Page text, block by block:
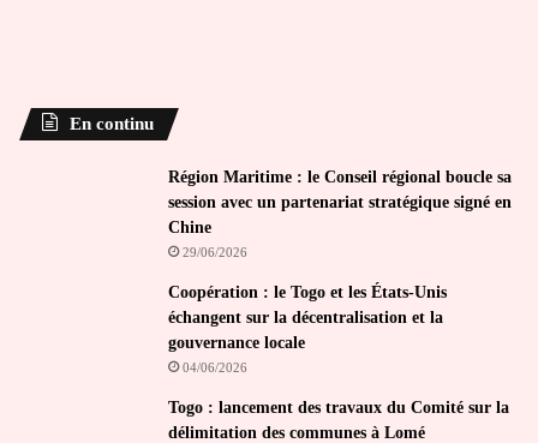
En continu
Région Maritime : le Conseil régional boucle sa
session avec un partenariat stratégique signé en
Chine
29/06/2026
Coopération : le Togo et les États-Unis
échangent sur la décentralisation et la
gouvernance locale
04/06/2026
Togo : lancement des travaux du Comité sur la
délimitation des communes à Lomé